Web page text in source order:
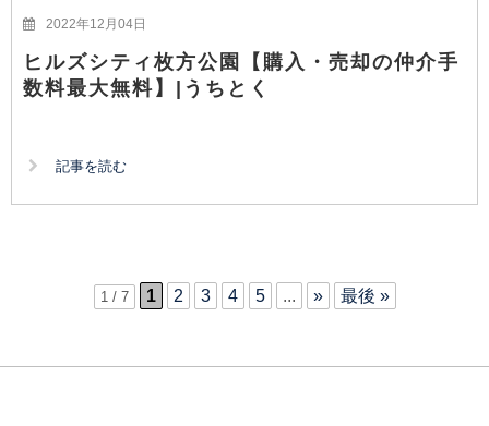
2022年12月04日
ヒルズシティ枚方公園【購入・売却の仲介手
数料最大無料】|うちとく
記事を読む
1 / 7 1 2 3 4 5 ... » 最後 »